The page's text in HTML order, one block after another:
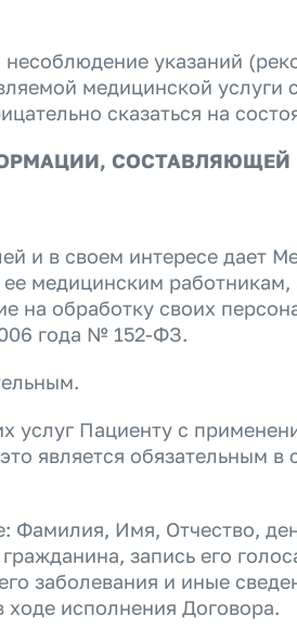
указаний
медицинской
сказаться на
СОСТАВЛЯЮЩЕЙ
и в своем интересе дает
медицинским
на обработку своих
года № 152-ФЗ.
Пациенту с
является обязательным в
Фамилия, Имя, Отчество,
запись его
заболевания и иные
ходе исполнения Договора.